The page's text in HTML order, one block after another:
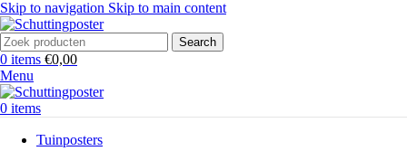
Skip to navigation Skip to main content
Search
0 items €0,00
Menu
0 items
Tuinposters